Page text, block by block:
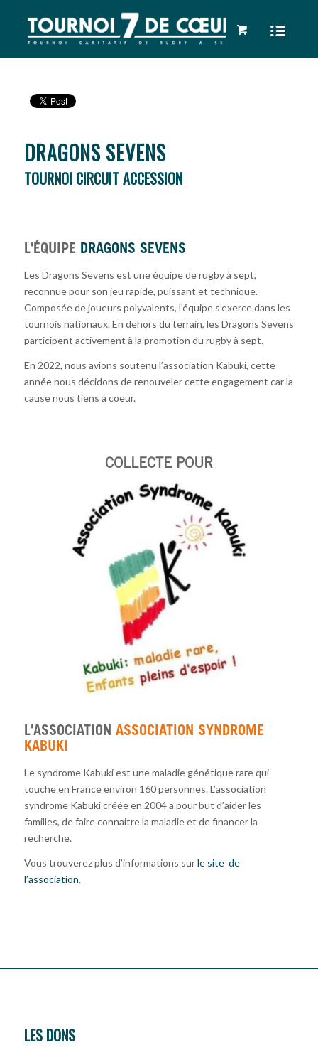
DRAGONS SEVENS
TOURNOI CIRCUIT ACCESSION
L'ÉQUIPE DRAGONS SEVENS
Les Dragons Sevens est une équipe de rugby à sept,
reconnue pour son jeu rapide, puissant et technique.
Composée de joueurs polyvalents, l’équipe s’exerce dans les
tournois nationaux. En dehors du terrain, les Dragons Sevens
participent activement à la promotion du rugby à sept.
En 2022, nous avions soutenu l’association Kabuki, cette
année nous décidons de renouveler cette engagement car la
cause nous tiens à coeur.
COLLECTE POUR
L'ASSOCIATION ASSOCIATION SYNDROME
KABUKI
Le syndrome Kabuki est une maladie génétique rare qui
touche en France environ 160 personnes. L’association
syndrome Kabuki créée en 2004 a pour but d’aider les
familles, de faire connaitre la maladie et de financer la
recherche.
Vous trouverez plus d’informations surle site de
l’association.
LES DONS